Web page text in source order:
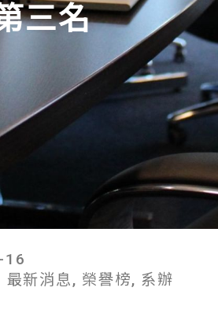
三名
16
最新消息, 榮譽榜, 系辦